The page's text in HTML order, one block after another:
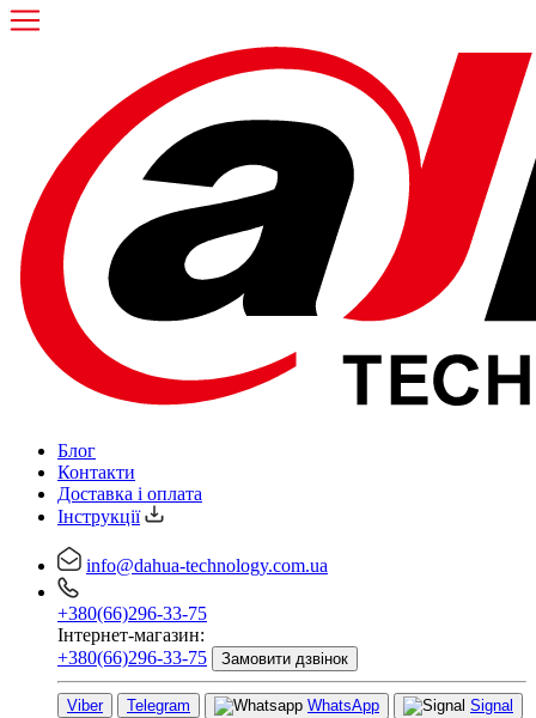
Блог
Контакти
Доставка і оплата
Інструкції
info@dahua-technology.com.ua
+380(66)296-33-75
Інтернет-магазин:
+380(66)296-33-75
Замовити дзвінок
Viber Telegram WhatsApp Signal